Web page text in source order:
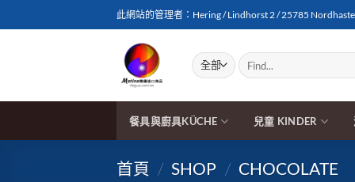
to
此網站的管理者：Hering / Lindhorst 2 / 25785
搜
尋
鍵
餐具與廚具KÜCHE 兒童 KINDER
首頁 / SHOP / CHOCOLATE